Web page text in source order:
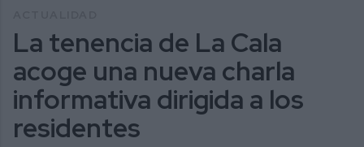
La tenencia de La Cala
acoge una nueva charla
informativa dirigida a los
residentes